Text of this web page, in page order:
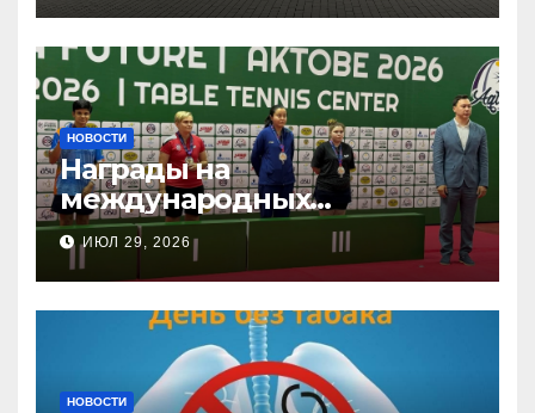
НОВОСТИ
Награды на
международных
соревнованиях
настольного тенниса ПОДА
ИЮЛ 29, 2026
НОВОСТИ